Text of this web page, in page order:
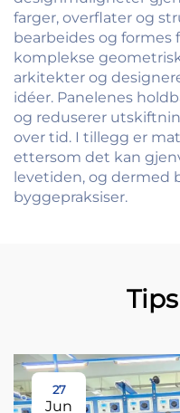
farger, overflater og
bearbeides og formes
komplekse
arkitekter og
idéer. Panelenes
og reduserer
over tid. I tillegg er
ettersom det kan
levetiden, og dermed
byggepraksiser.
27
Jun